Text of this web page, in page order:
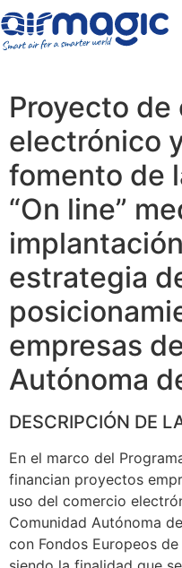
Proyecto de
electrónico
fomento de
“On line”
estrategia
empresas
Autónoma
DESCRIPCIÓN DE
En el marco del
financian proyectos
uso del comercio
Comunidad Autónoma
con Fondos Europeos